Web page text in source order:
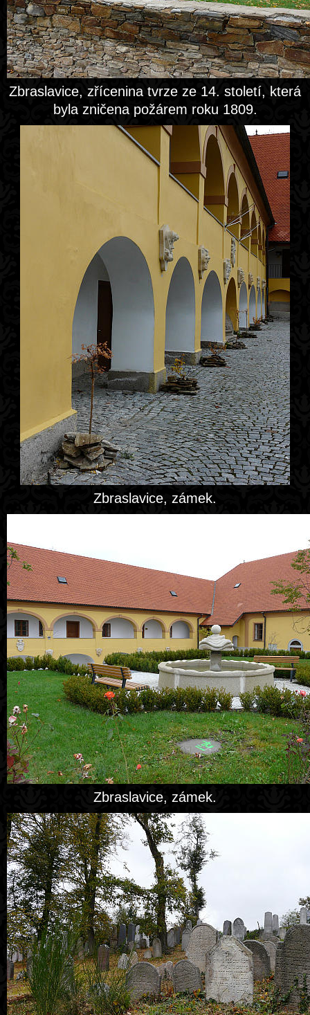
Zbraslavice, zřícenina tvrze ze 14. století, která
byla zničena požárem roku 1809.
Zbraslavice, zámek.
Zbraslavice, zámek.